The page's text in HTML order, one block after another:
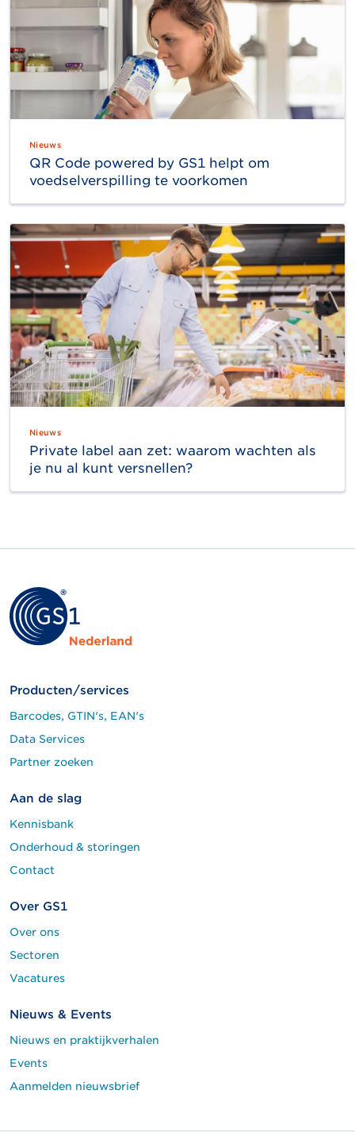
Nieuws
QR Code powered by GS1 helpt om
voedselverspilling te voorkomen
Nieuws
Private label aan zet: waarom wachten als
je nu al kunt versnellen?
Producten/services
Barcodes, GTIN's, EAN's
Data Services
Partner zoeken
Aan de slag
Kennisbank
Onderhoud & storingen
Contact
Over GS1
Over ons
Sectoren
Vacatures
Nieuws & Events
Nieuws en praktijkverhalen
Events
Aanmelden nieuwsbrief